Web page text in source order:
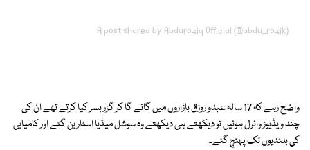
A post shared by Abduroziq Official (@abdu_rozik)
واضح رہے کہ 17 سالہ عبدو روزق بازاروں میں گانے گا کر گزر بسر کیا کرتے تھے ان کی
چند ویڈیوز وائرل ہوئیں تو دیکھتے ہی دیکھتے وہ سوشل میڈیا اسٹار بن گئے اور کامیابی
کی بلندیوں تک پہنچ گئے۔